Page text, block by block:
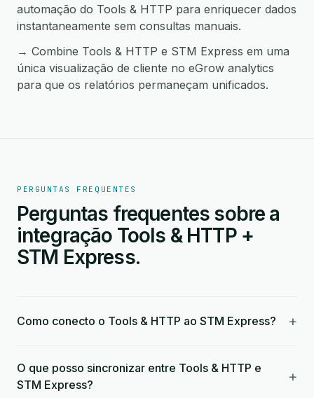
automação do Tools & HTTP para enriquecer dados
instantaneamente sem consultas manuais.
→ Combine Tools & HTTP e STM Express em uma
única visualização de cliente no eGrow analytics
para que os relatórios permaneçam unificados.
PERGUNTAS FREQUENTES
Perguntas frequentes sobre a
integração Tools & HTTP +
STM Express.
Como conecto o Tools & HTTP ao STM Express? +
O que posso sincronizar entre Tools & HTTP e
STM Express?
+